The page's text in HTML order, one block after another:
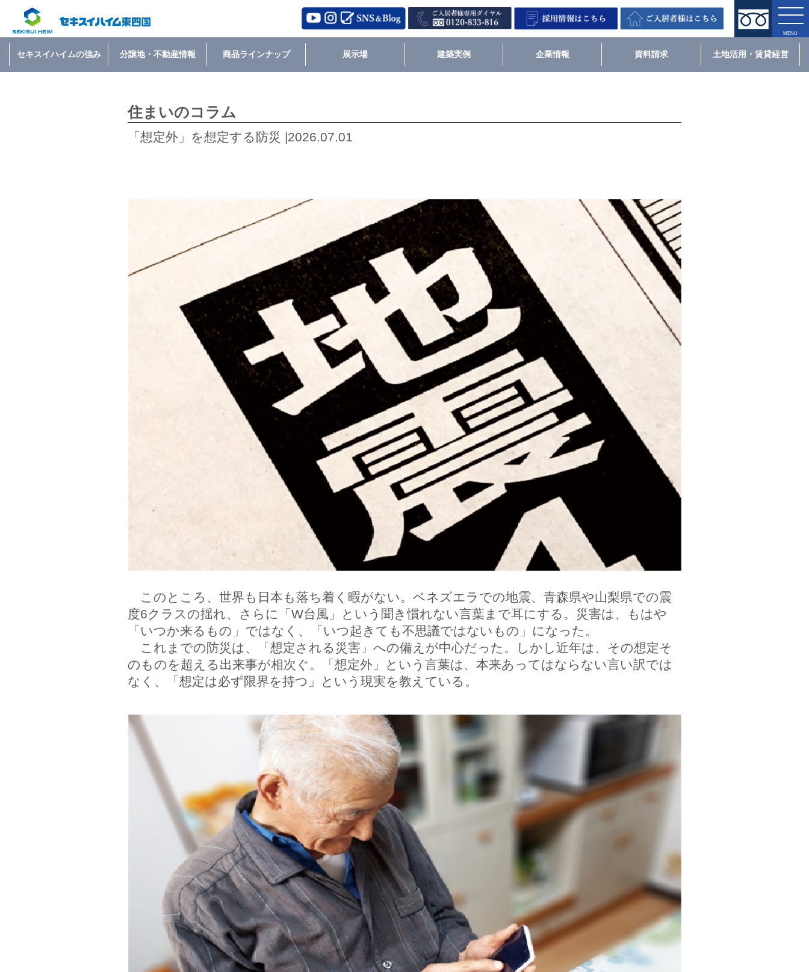
セキスイハイムの強み 分譲地・不動産情報 商品ラインナップ 展示場 建築実例 企業情報 資料請求 土地活用・賃貸経営
住まいのコラム
「想定外」を想定する防災 |2026.07.01
このところ、世界も日本も落ち着く暇がない。ベネズエラでの地震、青森県や山梨県での震
度6クラスの揺れ、さらに「W台風」という聞き慣れない言葉まで耳にする。災害は、もはや
「いつか来るもの」ではなく、「いつ起きても不思議ではないもの」になった。
これまでの防災は、「想定される災害」への備えが中心だった。しかし近年は、その想定そ
のものを超える出来事が相次ぐ。「想定外」という言葉は、本来あってはならない言い訳では
なく、「想定は必ず限界を持つ」という現実を教えている。